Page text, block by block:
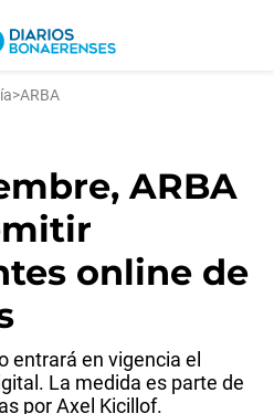
>ARBA
ARBA
online de
entrará en vigencia el
La medida es parte de
por Axel Kicillof.